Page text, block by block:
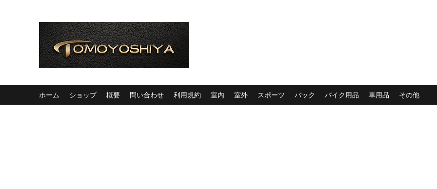
ホーム ショップ 概要 問い合わせ 利用規約 室内 室外 スポーツ バック バイク用品 車用品 その他